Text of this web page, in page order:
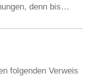
denn bis…
folgenden Verweis